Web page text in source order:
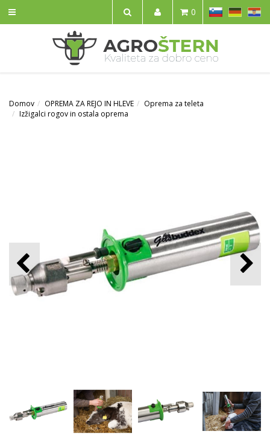
IŠČI
SL HR
0
Domov OPREMA ZA REJO IN HLEVE
Oprema za teleta
Izžigalci rogov in ostala oprema